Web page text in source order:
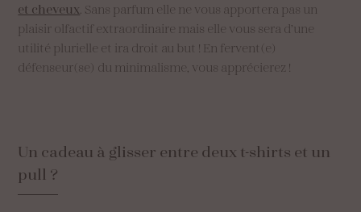
et cheveux . Sans parfum elle ne vous apportera pas un
plaisir olfactif extraordinaire mais elle vous sera d’une
utilité plurielle et ira droit au but ! En fervent(e)
défenseur(se) du minimalisme, vous apprécierez !
Un cadeau à glisser entre deux t-shirts et un
pull ?